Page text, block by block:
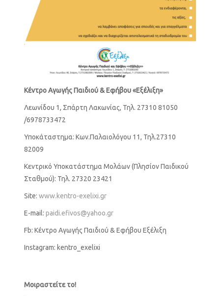
Κέντρο Αγωγής Παιδιού & Εφήβου «Εξέλιξη»
Λεωνίδου 1, Σπάρτη Λακωνίας, Τηλ. 27310 81050
/6978733472
Υποκάταστημα: Κων.Παλαιολόγου 11, Τηλ.27310
82009
Κεντρικό Υποκατάστημα Μολάων (Πλησίον Παιδικού
Σταθμού): Τηλ. 27320 23421
Site: www.kentro-exelixi.gr
E-mail: paidi.efivos@yahoo.gr
Fb: Κέντρο Αγωγής Παιδιού & Εφήβου Εξέλιξη
Instagram: kentro_exelixi
Μοιραστείτε το!